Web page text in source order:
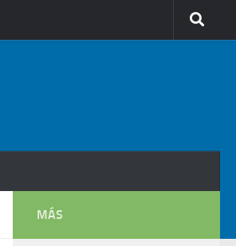
MÁS